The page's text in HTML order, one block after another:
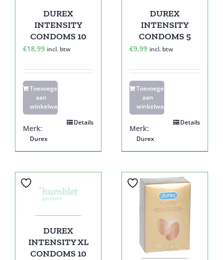
DUREX
INTENSITY
CONDOMS 10
€18,99 incl. btw
Toevoegen
aan
winkelwagen
Details
Merk:
Durex
DUREX
INTENSITY
CONDOMS 5
€9,99 incl. btw
Toevoegen
aan
winkelwagen
Details
Merk:
Durex
DUREX
INTENSITY XL
CONDOMS 10